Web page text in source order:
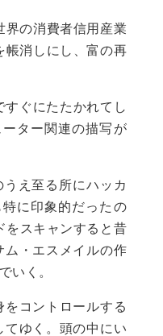
界の消費者信用産業
帳消しにし、富の再
ぐにたたかれてし
ター関連の描写が
え至る所にハッカ
に印象的だったの
をスキャンすると昔
ム・エスメイルの作
いく。
コントロールする
ゆく。頭の中にい